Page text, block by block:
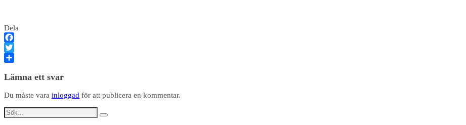
Dela
Facebook
Twitter
Lämna ett svar
Du måste vara inloggad för att publicera en kommentar.